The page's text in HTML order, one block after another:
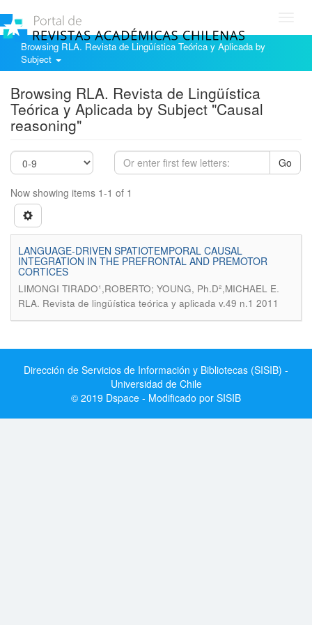
Browsing RLA. Revista de Lingüística Teórica y Aplicada by
Subject
Browsing RLA. Revista de Lingüística
Teórica y Aplicada by Subject "Causal
reasoning"
Go
Now showing items 1-1 of 1
LANGUAGE-DRIVEN SPATIOTEMPORAL CAUSAL
INTEGRATION IN THE PREFRONTAL AND PREMOTOR
CORTICES
LIMONGI TIRADO¹,ROBERTO; YOUNG, Ph.D²,MICHAEL E.
RLA. Revista de lingüística teórica y aplicada v.49 n.1 2011
Dirección de Servicios de Información y Bibliotecas (SISIB) -
Universidad de Chile
© 2019 Dspace - Modificado por SISIB